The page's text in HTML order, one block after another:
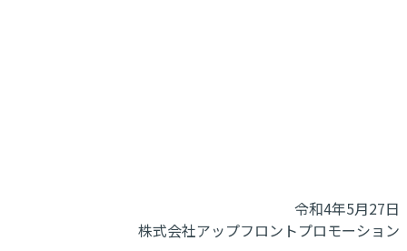
令和4年5月27日
株式会社アップフロントプロモーション